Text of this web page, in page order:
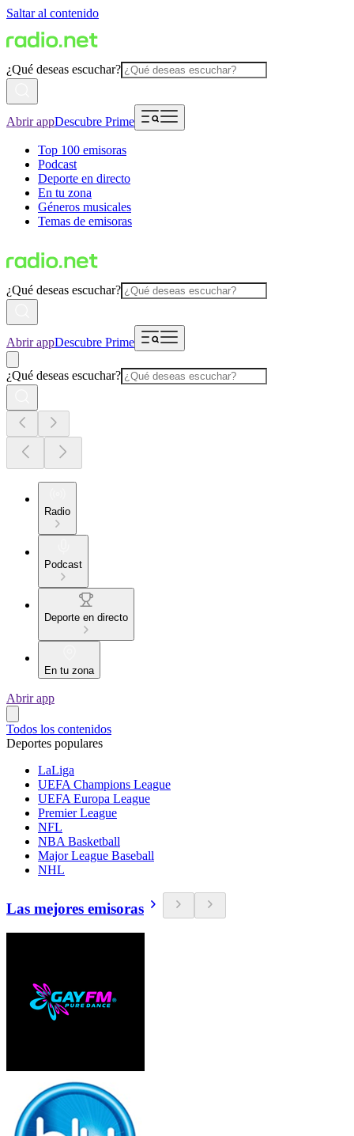
Saltar al contenido
¿Qué deseas escuchar?
Abrir appDescubre Prime
Top 100 emisoras
Podcast
Deporte en directo
En tu zona
Géneros musicales
Temas de emisoras
¿Qué deseas escuchar?
Abrir appDescubre Prime
¿Qué deseas escuchar?
Radio
Podcast
Deporte en directo
En tu zona
Abrir app
Todos los contenidos
Deportes populares
LaLiga
UEFA Champions League
UEFA Europa League
Premier League
NFL
NBA Basketball
Major League Baseball
NHL
Las mejores emisoras